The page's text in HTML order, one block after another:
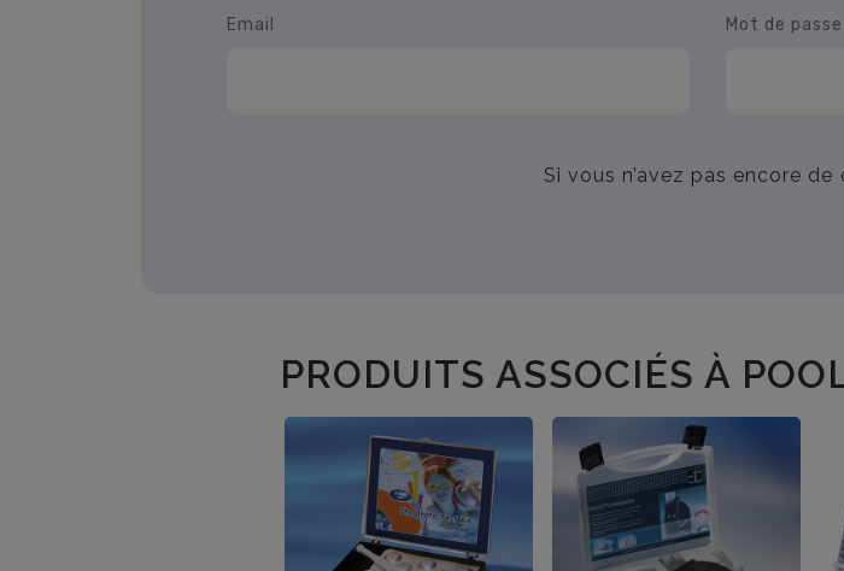
Email Mot de passe
Si vous n’avez pas encore de
PRODUITS ASSOCIÉS À